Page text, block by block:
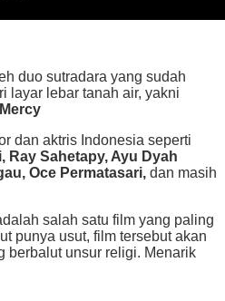
duo sutradara yang sudah
layar lebar tanah air, yakni
dan aktris Indonesia seperti
Ray Sahetapy, Ayu Dyah
Oce Permatasari, dan masih
salah satu film yang paling
punya usut, film tersebut akan
berbalut unsur religi. Menarik